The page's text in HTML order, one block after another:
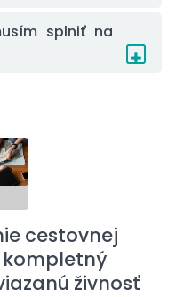
splniť na
cestovnej
živnosť